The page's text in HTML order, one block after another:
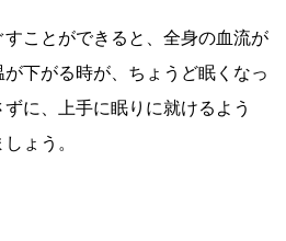
ことができると、全身の血流が
下がる時が、ちょうど眠くなっ
に、上手に眠りに就けるよう
ょう。